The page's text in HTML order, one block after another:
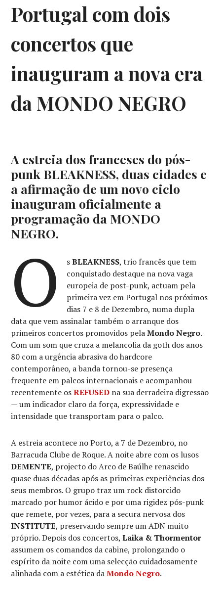
Portugal com dois
concertos que
inauguram a nova era
da MONDO NEGRO
A estreia dos franceses do pós-
punk BLEAKNESS, duas cidades e
a afirmação de um novo ciclo
inauguram oficialmente a
programação da MONDO
NEGRO.
O sBLEAKNESS, trio francês que tem
conquistado destaque na nova vaga
europeia de post-punk, actuam pela
primeira vez em Portugal nos próximos
dias 7 e 8 de Dezembro, numa dupla
data que vem assinalar também o arranque dos
primeiros concertos promovidos pelaMondo Negro.
Com um som que cruza a melancolia da goth dos anos
80 com a urgência abrasiva do hardcore
contemporâneo, a banda tornou-se presença
frequente em palcos internacionais e acompanhou
recentemente osREFUSED na sua derradeira digressão
— um indicador claro da força, expressividade e
intensidade que transportam para o palco.
A estreia acontece no Porto, a 7 de Dezembro, no
Barracuda Clube de Roque. A noite abre com os lusos
DEMENTE, projecto do Arco de Baúlhe renascido
quase duas décadas após as primeiras experiências dos
seus membros. O grupo traz um rock distorcido
marcado por humor ácido e por uma rigidez pós-punk
que remete, por vezes, para a secura nervosa dos
INSTITUTE, preservando sempre um ADN muito
próprio. Depois dos concertos,Laika & Thormentor
assumem os comandos da cabine, prolongando o
espírito da noite com uma selecção cuidadosamente
alinhada com a estética daMondo Negro.